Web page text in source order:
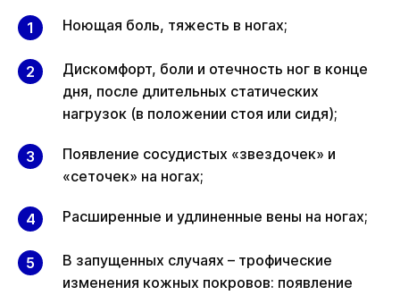
Ноющая боль, тяжесть в ногах;
Дискомфорт, боли и отечность ног в конце
дня, после длительных статических
нагрузок (в положении стоя или сидя);
Появление сосудистых «звездочек» и
«сеточек» на ногах;
Расширенные и удлиненные вены на ногах;
В запущенных случаях – трофические
изменения кожных покровов: появление